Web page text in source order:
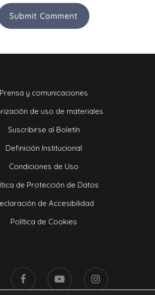
Prensa y comunicaciones
de uso de materiales
Suscribirse al Boletín
Definición Institucional
Condiciones de Uso
de Protección de Datos
de Accesibilidad
Política de Cookies